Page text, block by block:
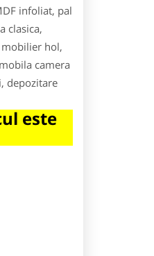
infoliat, pal
clasica,
hol,
camera
depozitare
este